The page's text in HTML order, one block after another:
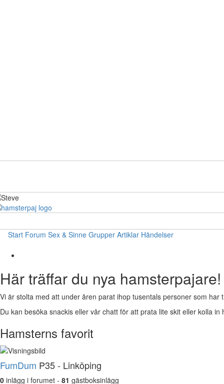
Start Forum Sex & Sinne Grupper Artiklar Händelser
Här träffar du nya hamsterpajare!
Vi är stolta med att under åren parat ihop tusentals personer som har
Du kan besöka snackis eller vår chatt för att prata lite skit eller kolla
Hamsterns favorit
FumDum P35 - Linköping
0 inlägg i forumet - 81 gästboksinlägg